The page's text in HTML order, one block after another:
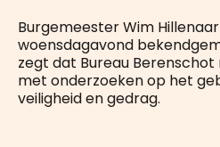
Burgemeester Wim
woensdagavond
zegt dat Bureau
met onderzoeken op het
veiligheid en gedrag.